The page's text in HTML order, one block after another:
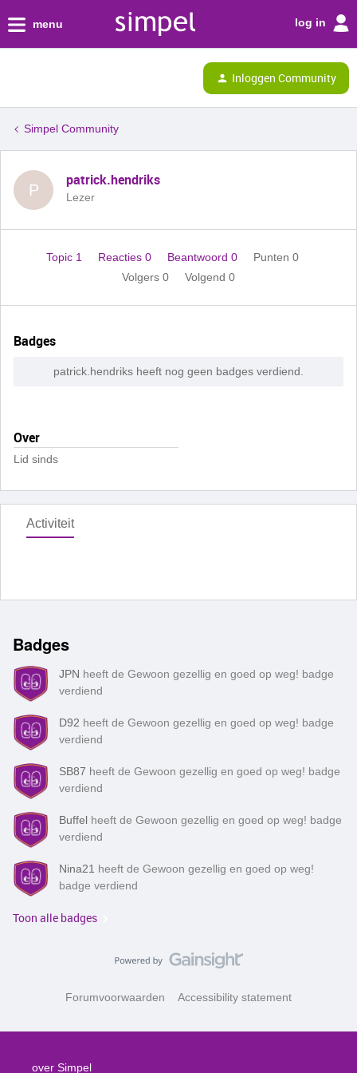
menu log in
Inloggen Community
Simpel Community
P
patrick.hendriks
Lezer
Topic 1 Reacties 0 Beantwoord 0
Punten 0
Volgers 0 Volgend 0
Badges
patrick.hendriks heeft nog geen badges verdiend.
Over
Lid sinds
Activiteit
Badges
JPN heeft de Gewoon gezellig en goed op weg! badge
verdiend
D92 heeft de Gewoon gezellig en goed op weg! badge
verdiend
SB87 heeft de Gewoon gezellig en goed op weg! badge
verdiend
Buffel heeft de Gewoon gezellig en goed op weg! badge
verdiend
Nina21 heeft de Gewoon gezellig en goed op weg!
badge verdiend
Toon alle badges
Forumvoorwaarden Accessibility statement
over Simpel